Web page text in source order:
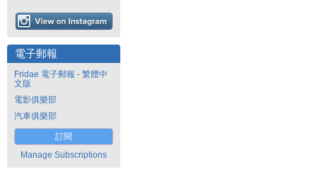
電子郵報
Fridae 電子郵報 - 繁體中
文版
電影俱樂部
汽車俱樂部
訂閱
Manage Subscriptions